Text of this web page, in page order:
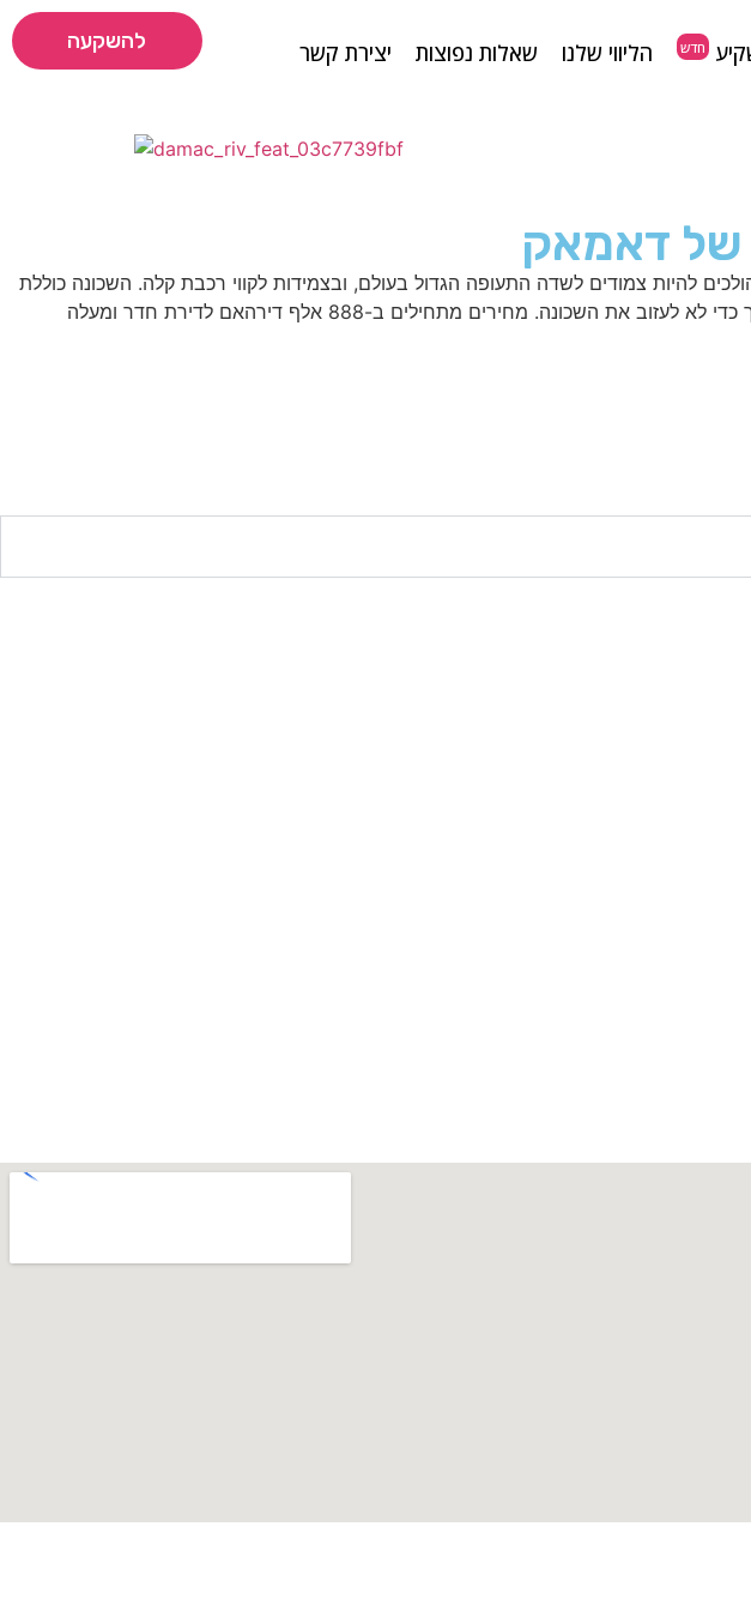
חדש הליווי שלנו שאלות נפוצות יצירת קשר להשקעה
להיות צמודים לשדה התעופה הגדול בעולם, ובצמידות לקווי רכבת קלה. השכונה כוללת
מחירים מתחילים ב-888 אלף דירהאם לדירת חדר ומעלה